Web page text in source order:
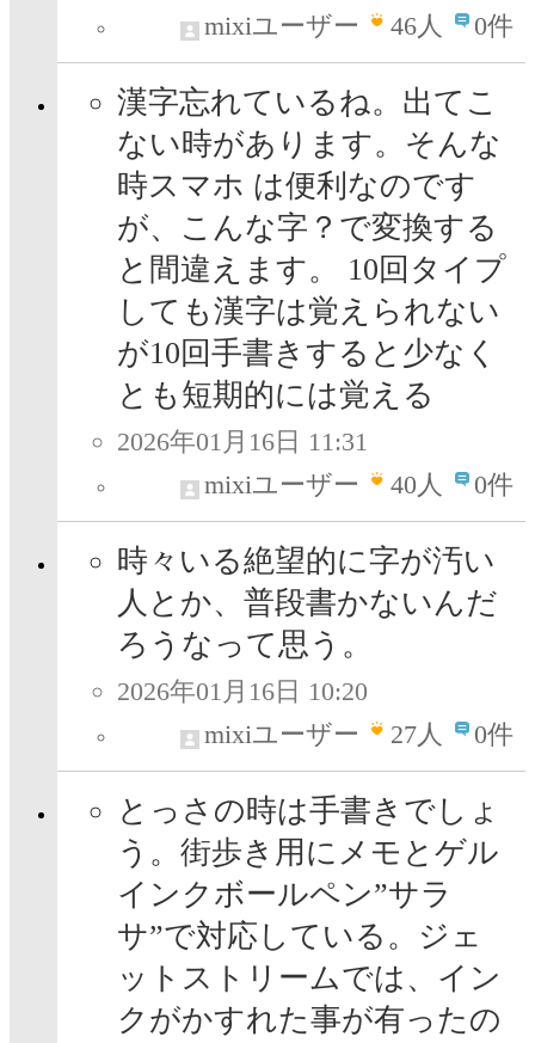
mixiユーザー
46人 0件
漢字忘れているね。出てこ
ない時があります。そんな
時スマホ は便利なのです
が、こんな字？で変換する
と間違えます。 10回タイプ
しても漢字は覚えられない
が10回手書きすると少なく
とも短期的には覚える
2026年01月16日 11:31
mixiユーザー
40人 0件
時々いる絶望的に字が汚い
人とか、普段書かないんだ
ろうなって思う。
2026年01月16日 10:20
mixiユーザー
27人 0件
とっさの時は手書きでしょ
う。街歩き用にメモとゲル
インクボールペン”サラ
サ”で対応している。ジェ
ットストリームでは、イン
クがかすれた事が有ったの